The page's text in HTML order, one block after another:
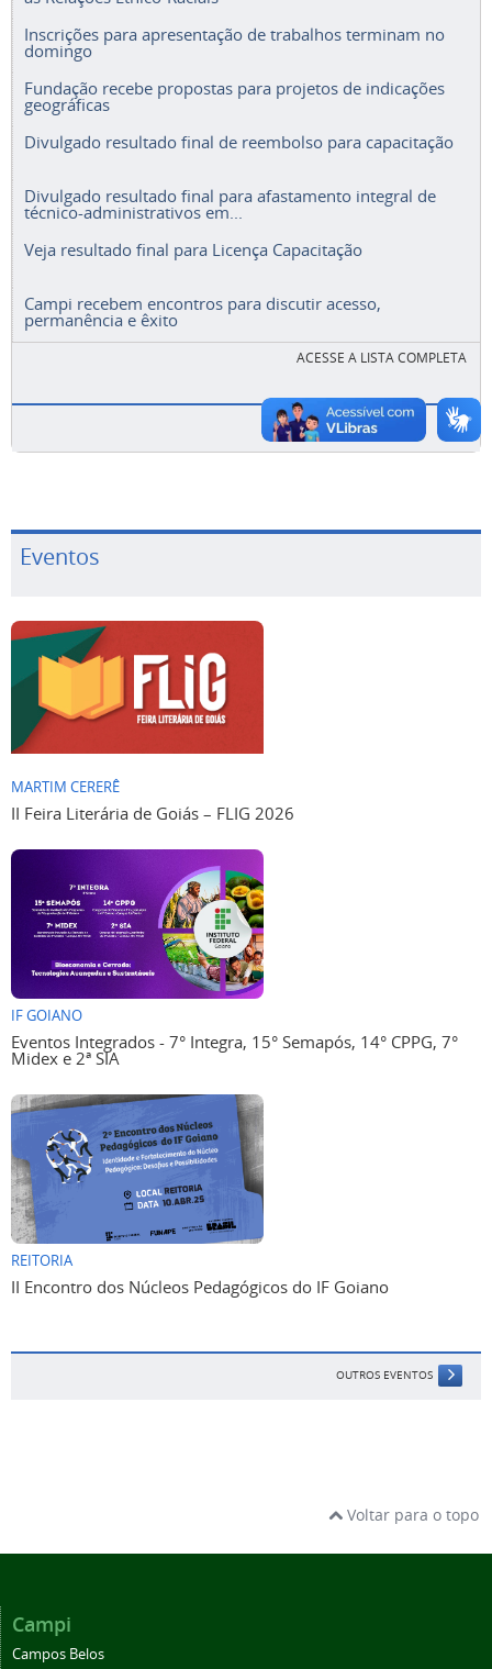
Inscrições para apresentação de trabalhos terminam no
domingo
Fundação recebe propostas para projetos de indicações
geográficas
Divulgado resultado final de reembolso para capacitação
Divulgado resultado final para afastamento integral de
técnico-administrativos em...
Veja resultado final para Licença Capacitação
Campi recebem encontros para discutir acesso,
permanência e êxito
ACESSE A LISTA COMPLETA
Eventos
MARTIM CERERÊ
II Feira Literária de Goiás – FLIG 2026
IF GOIANO
Eventos Integrados - 7° Integra, 15° Semapós, 14° CPPG, 7°
Midex e 2ª SIA
REITORIA
II Encontro dos Núcleos Pedagógicos do IF Goiano
OUTROS EVENTOS
Voltar para o topo
Campi
Campos Belos